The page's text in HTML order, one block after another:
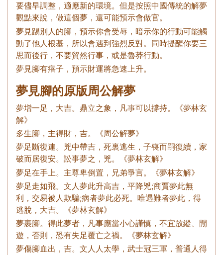
要儘早調整，適應新的環境。但是按照中國傳統的解夢
觀點來說，做這個夢，還可能預示會做官。
夢見踢別人的腳，預示你會受辱，暗示你的行動可能觸
動了他人根基，所以會遇到強烈反對。同時提醒你要三
思而後行，不要貿然行事，或是魯莽行動。
夢見腳有痦子，預示財運將急速上升。
夢見腳的原版周公解夢
夢增一足，大吉。鼎立之象，凡事可以撐持。《夢林玄
解》
多生腳，主得財，吉。《周公解夢》
夢足斷復連。兇中帶吉，死裏逃生，子喪而嗣復續，家
破而居復安。訟事夢之，兇。《夢林玄解》
夢足在手上。主尊卑倒置，兄弟爭言。《夢林玄解》
夢足走如飛。文人夢此升高吉，平降兇;商賈夢此無
利，交易被人欺騙;病者夢此必死。唯遇難者夢此，得
逃脫，大吉。《夢林玄解》
夢裹腳。得此夢者，凡事應當小心謹慎，不宜放縱、閒
遊，否則，恐有失足覆亡之禍。《夢林玄解》
夢傷腳血出，吉。文人人太學，武士冠三軍，普通人得